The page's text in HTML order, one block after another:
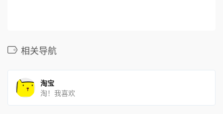
相关导航
淘宝
淘！我喜欢